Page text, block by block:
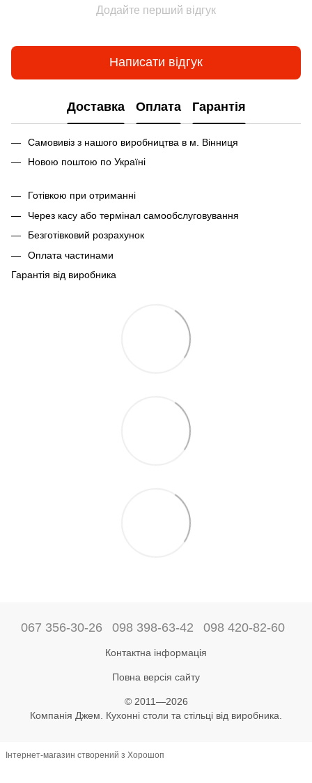
Додайте перший відгук
Написати відгук
Доставка Оплата Гарантія
Самовивіз з нашого виробництва в м. Вінниця
Новою поштою по Україні
Готівкою при отриманні
Через касу або термінал самообслуговування
Безготівковий розрахунок
Оплата частинами
Гарантія від виробника
067 356-30-26 098 398-63-42 098 420-82-60
Контактна інформація
Повна версія сайту
© 2011—2026
Компанія Джем. Кухонні столи та стільці від виробника.
Інтернет-магазин створений з Хорошоп